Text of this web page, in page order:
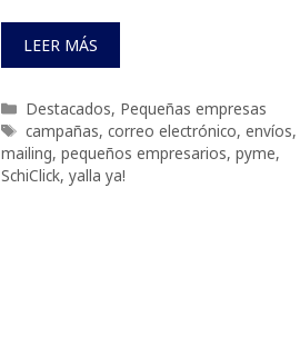
LEER MÁS
Categorías
Destacados, Pequeñas empresas
Etiquetas
campañas, correo electrónico, envíos,
mailing, pequeños empresarios, pyme,
SchiClick, yalla ya!